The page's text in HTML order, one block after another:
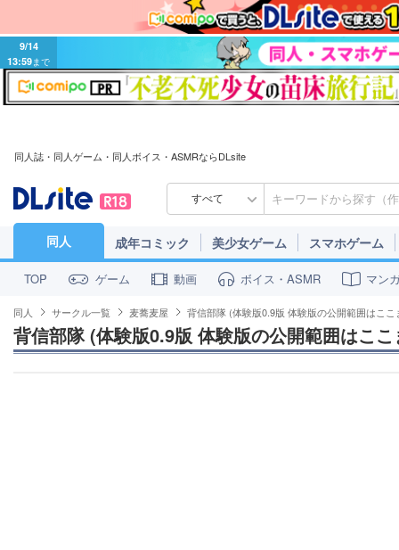
9/14
13:59まで
同人誌・同人ゲーム・同人ボイス・ASMRならDLsite
すべて
同人 成年コミック 美少女ゲーム スマホゲーム
TOP ゲーム 動画 ボイス・ASMR マン
同人 サークル一覧 麦蕎麦屋 背信部隊 (体験版0.9版 体験版の公開範囲はここ
背信部隊 (体験版0.9版 体験版の公開範囲はこ